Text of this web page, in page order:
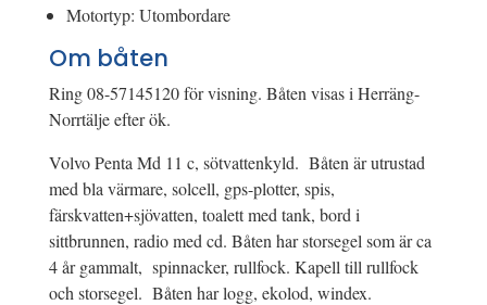
Motortyp: Utombordare
Om båten
Ring 08-57145120 för visning. Båten visas i Herräng-
Norrtälje efter ök.
Volvo Penta Md 11 c, sötvattenkyld. Båten är utrustad
med bla värmare, solcell, gps-plotter, spis,
färskvatten+sjövatten, toalett med tank, bord i
sittbrunnen, radio med cd. Båten har storsegel som är ca
4 år gammalt, spinnacker, rullfock. Kapell till rullfock
och storsegel. Båten har logg, ekolod, windex.